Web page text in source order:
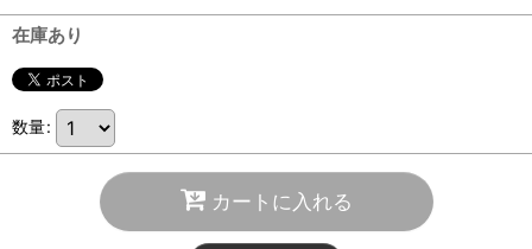
在庫あり
数量:
カートに入れる